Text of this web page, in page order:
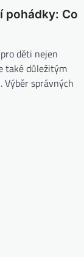
pohádky: Co
děti nejen
také důležitým
správných